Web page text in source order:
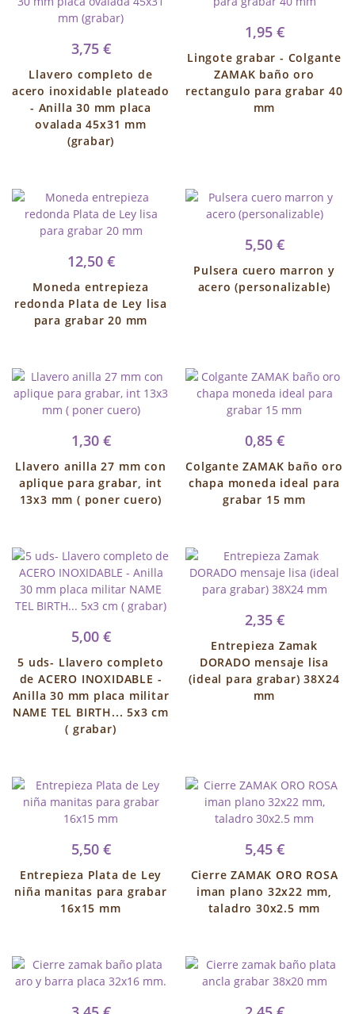
3,75 €
Llavero completo de
acero inoxidable plateado
- Anilla 30 mm placa
ovalada 45x31 mm
(grabar)
1,95 €
Lingote grabar - Colgante
ZAMAK baño oro
rectangulo para grabar 40
mm
12,50 €
Moneda entrepieza
redonda Plata de Ley lisa
para grabar 20 mm
5,50 €
Pulsera cuero marron y
acero (personalizable)
1,30 €
Llavero anilla 27 mm con
aplique para grabar, int
13x3 mm ( poner cuero)
0,85 €
Colgante ZAMAK baño oro
chapa moneda ideal para
grabar 15 mm
5,00 €
5 uds- Llavero completo
de ACERO INOXIDABLE -
Anilla 30 mm placa militar
NAME TEL BIRTH... 5x3 cm
( grabar)
2,35 €
Entrepieza Zamak
DORADO mensaje lisa
(ideal para grabar) 38X24
mm
5,50 €
Entrepieza Plata de Ley
niña manitas para grabar
16x15 mm
5,45 €
Cierre ZAMAK ORO ROSA
iman plano 32x22 mm,
taladro 30x2.5 mm